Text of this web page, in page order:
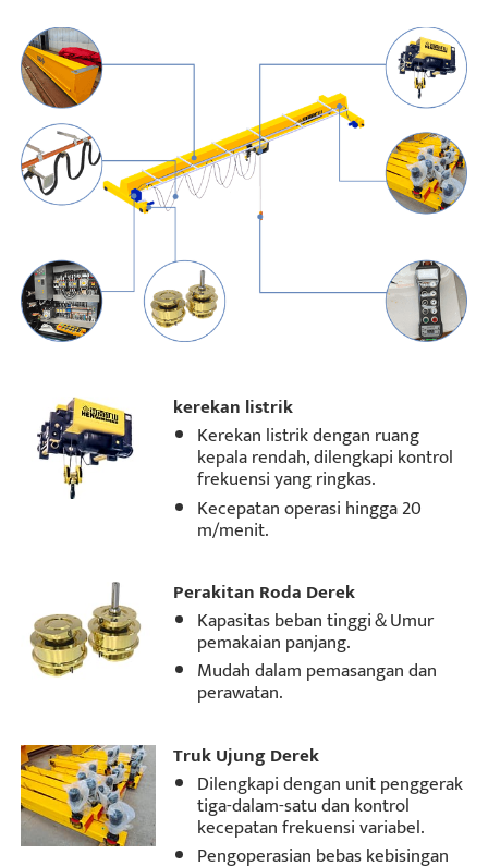
Berita
Aplikasi
Tentang kami
Hubungi kami
kerekan listrik
Kerekan listrik dengan ruang
kepala rendah, dilengkapi kontrol
frekuensi yang ringkas.
Kecepatan operasi hingga 20
m/menit.
Perakitan Roda Derek
Kapasitas beban tinggi＆Umur
pemakaian panjang.
Mudah dalam pemasangan dan
perawatan.
Truk Ujung Derek
Dilengkapi dengan unit penggerak
tiga-dalam-satu dan kontrol
kecepatan frekuensi variabel.
Pengoperasian bebas kebisingan